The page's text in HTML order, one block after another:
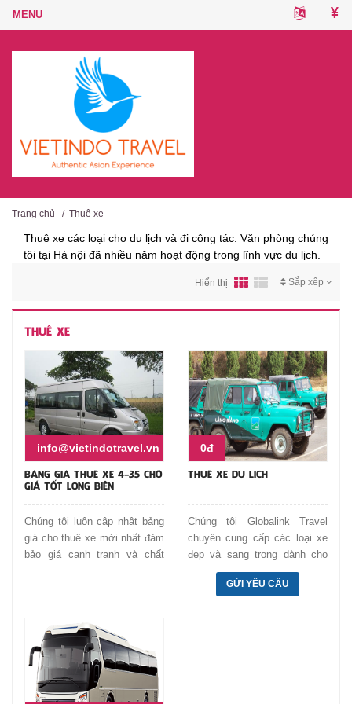
Trang chủ / Thuê xe
Thuê xe các loại cho du lịch và đi công tác. Văn phòng chúng
tôi tại Hà nội đã nhiều năm hoạt động trong lĩnh vực du lịch.
Sắp xếp
Hiển thị
THUÊ XE
info@vietindotravel.vn
BẢNG GIÁ THUÊ XE 4-35 CHỖ
GIÁ TỐT LONG BIÊN
Chúng tôi luôn cập nhật bảng
giá cho thuê xe mới nhất đảm
bảo giá cạnh tranh và chất
0đ
THUÊ XE DU LỊCH
Chúng tôi Globalink Travel
chuyên cung cấp các loại xe
đẹp và sang trọng dành cho
du lịch. Lái xe chuyên nghiệp
và lịch sự chu đáo giúp các
GỬI YÊU CẦU